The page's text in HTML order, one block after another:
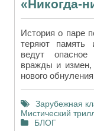
История о паре
теряют память
ведут
вражды и измен,
нового
Зарубежная
Мистический
БЛОГ